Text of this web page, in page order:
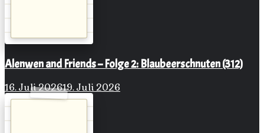
Alenwen and Friends – Folge 2: Blaubeerschnuten (312)
16. Juli 202619. Juli 2026